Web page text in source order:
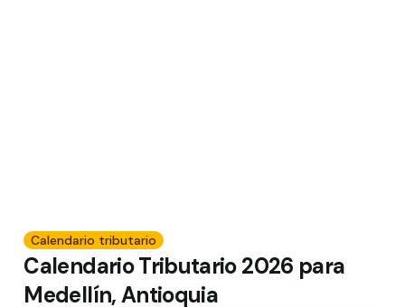
Calendario tributario
Calendario Tributario 2026 para
Medellín, Antioquia